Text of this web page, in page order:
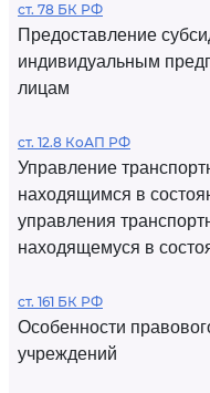
ст. 78 БК РФ
Предоставление
индивидуальным
лицам
ст. 12.8 КоАП РФ
Управление
находящимся в
управления
находящемуся в
ст. 161 БК РФ
Особенности
учреждений